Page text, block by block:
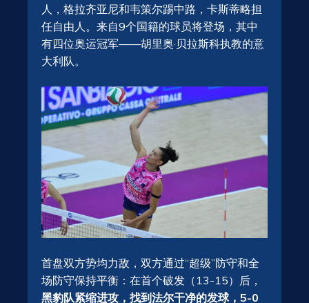
人，格拉齐亚尼和韦策尔踢中路，卡斯蒂略担
任自由人。来自9个国籍的球员将登场，其中
有四位奥运冠军——胡里奥·贝拉斯科执教的意
大利队。
首盘双方势均力敌，双方通过“超级”防守和全
场防守保持平衡：在首个破发（13-15）后，
黑豹队紧缩进攻，找到法尔干净的发球，5-0